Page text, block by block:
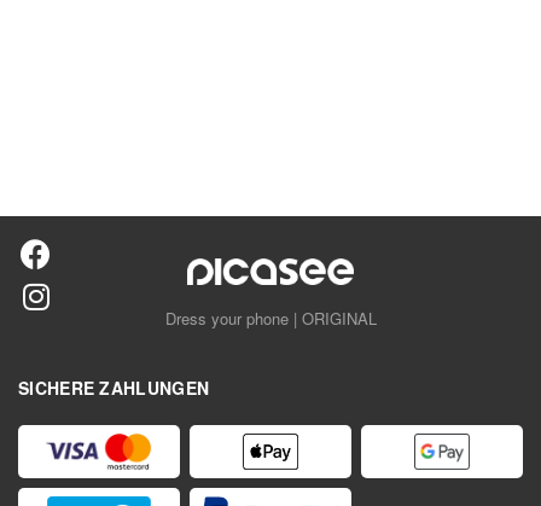
Dress your phone | ORIGINAL
SICHERE ZAHLUNGEN